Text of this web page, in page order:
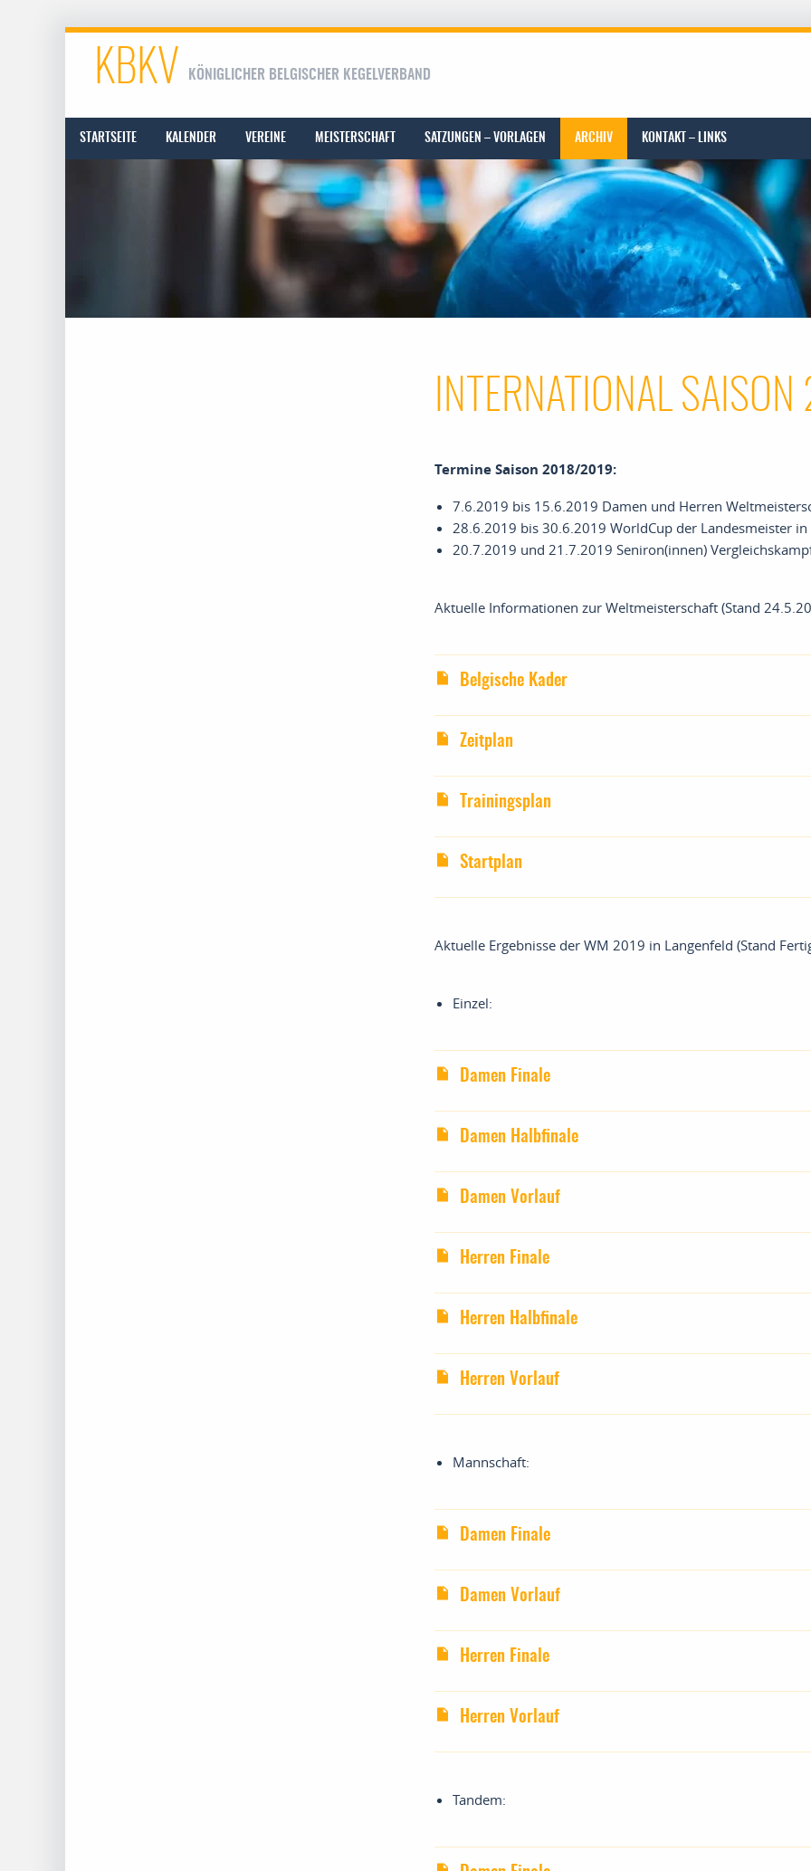
KBKV KÖNIGLICHER BELGISCHER KEGELVERBAND
STARTSEITE KALENDER VEREINE MEISTERSCHAFT SATZUNGEN – VORLAGEN ARCHIV KONTAKT – LINKS
INTERNATIONAL
Termine Saison 2018/2019:
7.6.2019 bis 15.6.2019 Damen und Herren
28.6.2019 bis 30.6.2019 WorldCup der Landesmeister
20.7.2019 und 21.7.2019 Seniron(innen)
Aktuelle Informationen zur Weltmeisterschaft (Stand
Belgische Kader
Zeitplan
Trainingsplan
Startplan
Aktuelle Ergebnisse der WM 2019 in Langenfeld (Stand
Einzel:
Damen Finale
Damen Halbfinale
Damen Vorlauf
Herren Finale
Herren Halbfinale
Herren Vorlauf
Mannschaft:
Damen Finale
Damen Vorlauf
Herren Finale
Herren Vorlauf
Tandem: